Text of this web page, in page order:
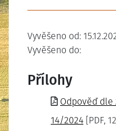
Vyvěšeno od:
Vyvěšeno do:
Přílohy
Odpověď dle
14/2024 [PDF,